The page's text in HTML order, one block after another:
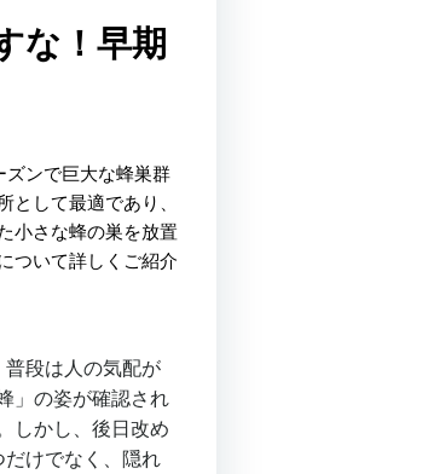
な！早期
ンで巨大な蜂巣群
して最適であり、
小さな蜂の巣を放置
ついて詳しくご紹介
段は人の気配が
」の姿が確認され
しかし、後日改め
けでなく、隠れ